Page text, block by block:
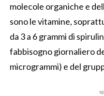
molecole organiche e
sono le vitamine,
da 3 a 6 grammi di
fabbisogno giornaliero
microgrammi) e del